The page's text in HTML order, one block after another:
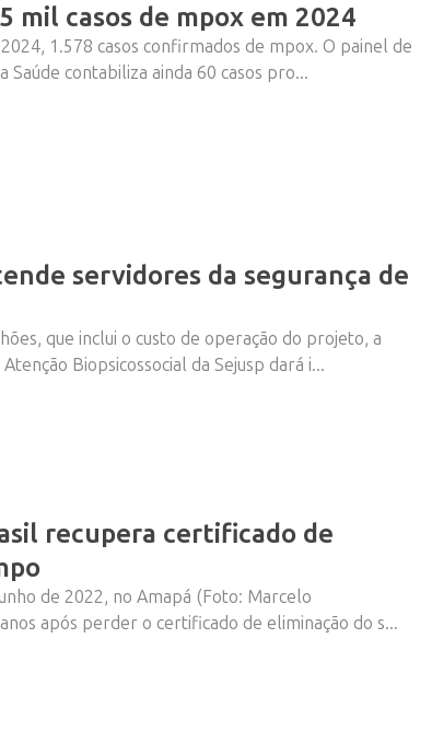
mil casos de mpox em 2024
1.578 casos confirmados de mpox. O painel de
contabiliza ainda 60 casos pro...
servidores da segurança de
que inclui o custo de operação do projeto, a
Biopsicossocial da Sejusp dará i...
recupera certificado de
de 2022, no Amapá (Foto: Marcelo
após perder o certificado de eliminação do s...